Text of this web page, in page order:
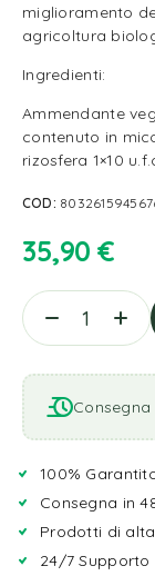
miglioramento
agricoltura
Ingredienti:
Ammendante
contenuto in
rizosfera 1×10
COD:
35,90 €
100%
Consegna in
Prodotti di
24/7 Supporto